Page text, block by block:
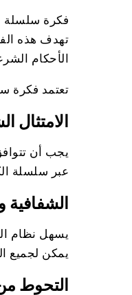
فكرة سلسلة
تهدف هذه
الأحكام
تعتمد فكرة
الامتثال
يجب أن
عبر سلسلة
الشفافية
يسهل نظام
يمكن لجميع
التحوط